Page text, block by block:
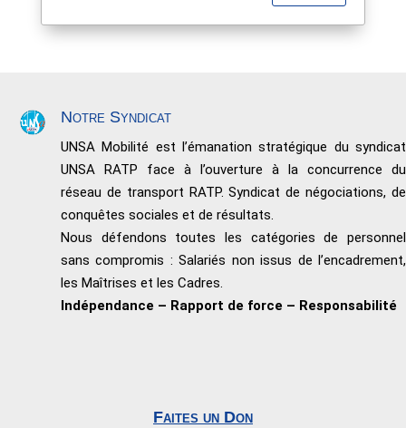
Notre Syndicat
UNSA Mobilité est l’émanation stratégique du syndicat
UNSA RATP face à l’ouverture à la concurrence du
réseau de transport RATP. Syndicat de négociations, de
conquêtes sociales et de résultats.
Nous défendons toutes les catégories de personnel
sans compromis : Salariés non issus de l’encadrement,
les Maîtrises et les Cadres.
Indépendance – Rapport de force – Responsabilité
Faites un Don